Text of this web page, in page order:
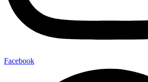
Facebook